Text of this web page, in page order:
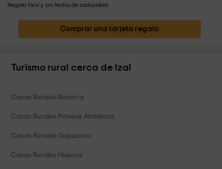
Regalo fácil y sin fecha de caducidad
Comprar una tarjeta regalo
Turismo rural cerca de Izal
Casas Rurales Navarra
Casas Rurales Pirineos Atlánticos
Casas Rurales Guipúzcoa
Casas Rurales Huesca